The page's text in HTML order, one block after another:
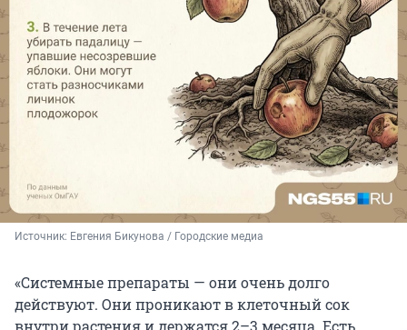
Источник: Евгения Бикунова / Городские медиа
«Системные препараты — они очень долго
действуют. Они проникают в клеточный сок
внутри растения и держатся 2–3 месяца. Есть